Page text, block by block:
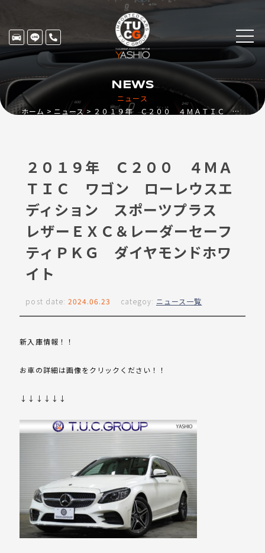
ニュース
NEWS
ホーム ニュース ２０１９年 Ｃ２００ ４ＭＡＴＩＣ ワゴン ローレウスエディション スポーツプラス レザーＥＸＣ＆レーダーセーフティＰＫＧ ダイヤモンドホワイト
２０１９年 Ｃ２００ ４ＭＡ
ＴＩＣ ワゴン ローレウスエ
ディション スポーツプラス
レザーＥＸＣ＆レーダーセーフ
ティＰＫＧ ダイヤモンドホワ
イト
post date: 2024.06.23 categoy: ニュース一覧
新入庫情報！！
お車の詳細は画像をクリックください！！
↓↓↓↓↓↓